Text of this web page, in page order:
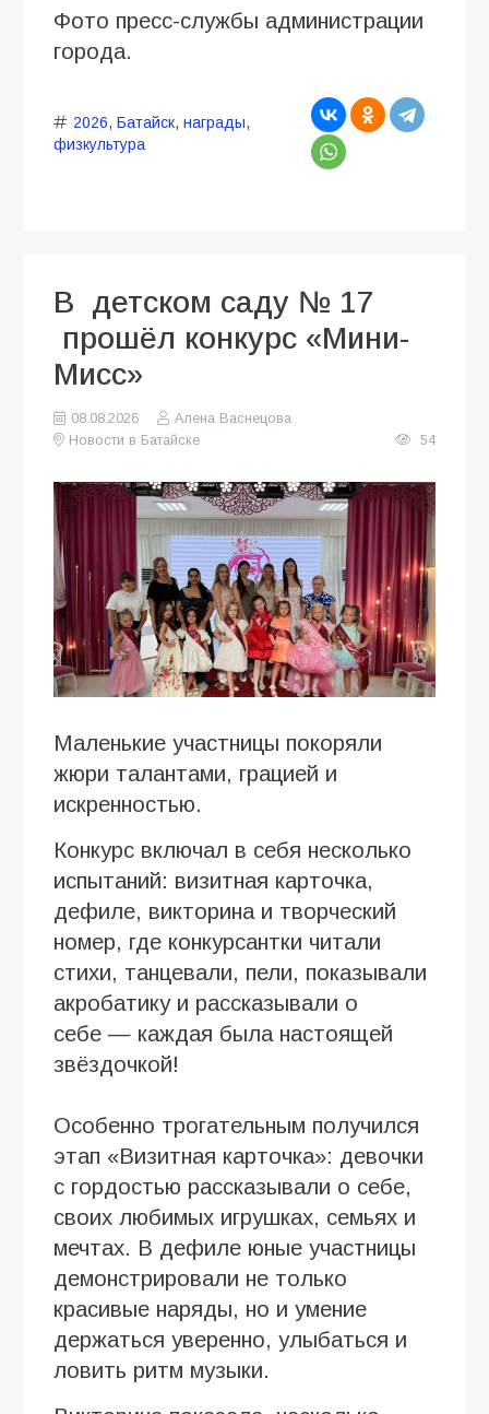
Фото пресс-службы администрации
города.
2026, Батайск, награды,
физкультура
В детском саду № 17
прошёл конкурс «Мини-
Мисс»
08.08.2026
Алена Васнецова
Новости в Батайске
54
Маленькие участницы покоряли
жюри талантами, грацией и
искренностью.
Конкурс включал в себя несколько
испытаний: визитная карточка,
дефиле, викторина и творческий
номер, где конкурсантки читали
стихи, танцевали, пели, показывали
акробатику и рассказывали о
себе — каждая была настоящей
звёздочкой!
Особенно трогательным получился
этап «Визитная карточка»: девочки
с гордостью рассказывали о себе,
своих любимых игрушках, семьях и
мечтах. В дефиле юные участницы
демонстрировали не только
красивые наряды, но и умение
держаться уверенно, улыбаться и
ловить ритм музыки.